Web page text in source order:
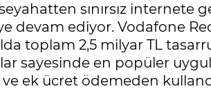
sınırsız internete
devam ediyor. Vodafone
toplam 2,5 milyar TL
sayesinde en popüler
ek ücret ödemeden